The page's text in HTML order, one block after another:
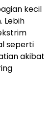
kecil
Lebih
seperti
akibat